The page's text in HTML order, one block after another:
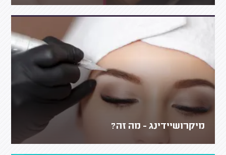
מיקרושיידינג - מה זה?